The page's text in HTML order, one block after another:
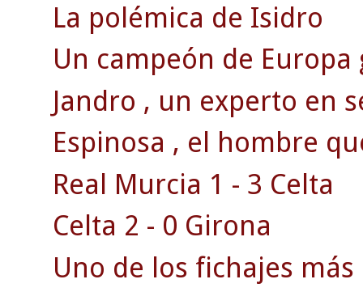
La polémica de Isidro
Un campeón de Europa
Jandro , un experto en
Espinosa , el hombre
Real Murcia 1 - 3 Celta
Celta 2 - 0 Girona
Uno de los fichajes